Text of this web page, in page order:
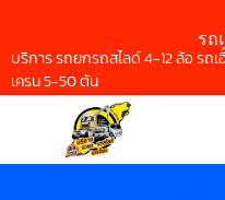
รถ
บริการ รถยกรถสไลด์ 4-12 ล้อ รถเ
เครน 5-50 ตัน